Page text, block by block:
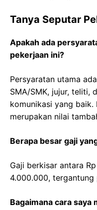
Tanya Seputar
Apakah ada
pekerjaan ini?
Persyaratan utama
SMA/SMK, jujur, teliti,
komunikasi yang baik.
merupakan nilai
Berapa besar gaji
Gaji berkisar antara
4.000.000, tergantung
Bagaimana cara saya